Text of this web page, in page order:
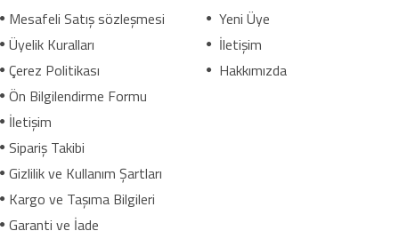
Mesafeli Satış sözleşmesi
Üyelik Kuralları
Çerez Politikası
Ön Bilgilendirme Formu
İletişim
Sipariş Takibi
Gizlilik ve Kullanım Şartları
Kargo ve Taşıma Bilgileri
Garanti ve İade
Yeni Üye
İletişim
Hakkımızda